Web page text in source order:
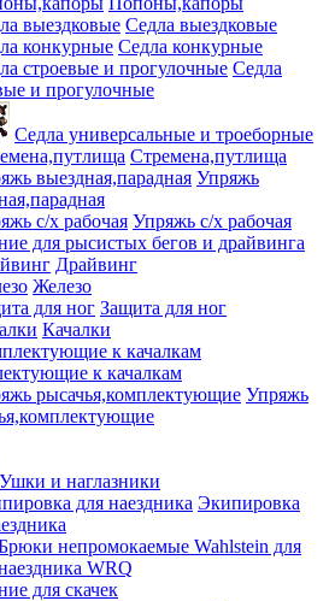
Седла выездковые
Седла конкурные
Седла
и прогулочные
Седла универсальные и троеборные
Стремена,путлища
Упряжь
Упряжь с/х рабочая
для рысистых бегов и драйвинга
Драйвинг
Железо
Защита для ног
Качалки
к качалкам
Упряжь
Ушки и наглазники
Экипировка
непромокаемые Wahlstein для
WRQ
для скачек